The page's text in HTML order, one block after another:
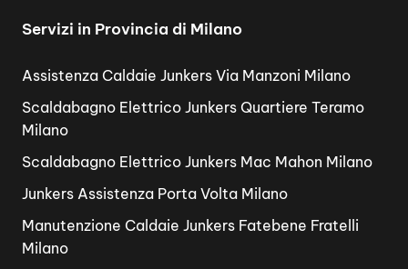
Servizi in Provincia di Milano
Assistenza Caldaie Junkers Via Manzoni Milano
Scaldabagno Elettrico Junkers Quartiere Teramo
Milano
Scaldabagno Elettrico Junkers Mac Mahon Milano
Junkers Assistenza Porta Volta Milano
Manutenzione Caldaie Junkers Fatebene Fratelli
Milano